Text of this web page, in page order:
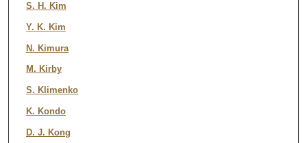
S. H. Kim
Y. K. Kim
N. Kimura
M. Kirby
S. Klimenko
K. Kondo
D. J. Kong